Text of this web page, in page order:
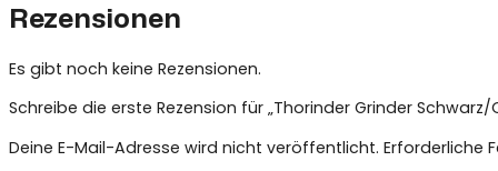
Rezensionen
Es gibt noch keine Rezensionen.
Schreibe die erste Rezension für „Thorinder Grinder Schwarz/
Deine E-Mail-Adresse wird nicht veröffentlicht. Erforderliche